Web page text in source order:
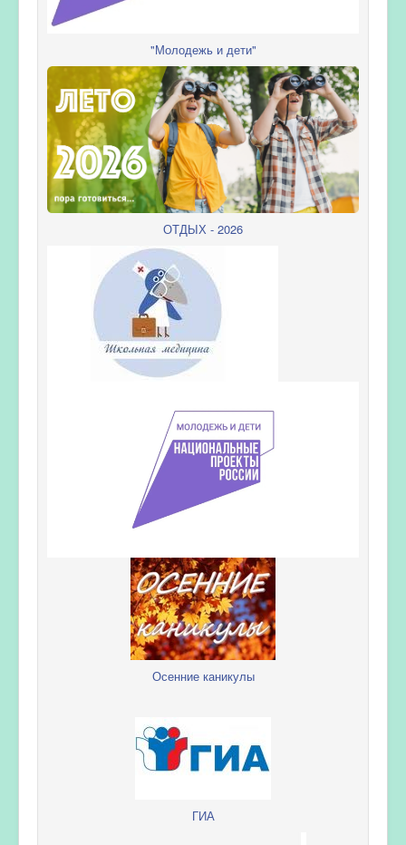
"Молодежь и дети"
ОТДЫХ - 2026
Осенние каникулы
ГИА